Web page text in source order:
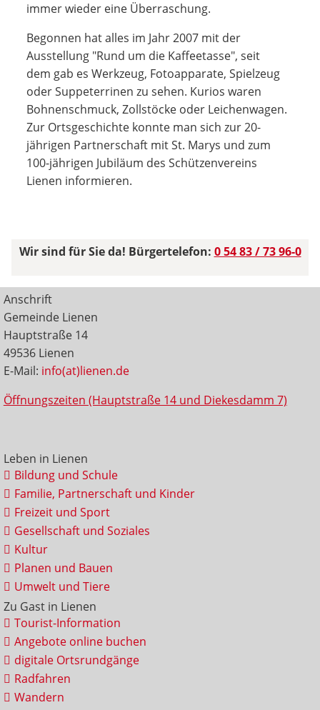
immer wieder eine Überraschung.
Begonnen hat alles im Jahr 2007 mit der
Ausstellung "Rund um die Kaffeetasse", seit
dem gab es Werkzeug, Fotoapparate, Spielzeug
oder Suppeterrinen zu sehen. Kurios waren
Bohnenschmuck, Zollstöcke oder Leichenwagen.
Zur Ortsgeschichte konnte man sich zur 20-
jährigen Partnerschaft mit St. Marys und zum
100-jährigen Jubiläum des Schützenvereins
Lienen informieren.
Wir sind für Sie da! Bürgertelefon: 0 54 83 / 73 96-0
Anschrift
Gemeinde Lienen
Hauptstraße 14
49536 Lienen
E-Mail: info(at)lienen.de
Öffnungszeiten (Hauptstraße 14 und Diekesdamm 7)
Leben in Lienen
Bildung und Schule
Familie, Partnerschaft und Kinder
Freizeit und Sport
Gesellschaft und Soziales
Kultur
Planen und Bauen
Umwelt und Tiere
Zu Gast in Lienen
Tourist-Information
Angebote online buchen
digitale Ortsrundgänge
Radfahren
Wandern